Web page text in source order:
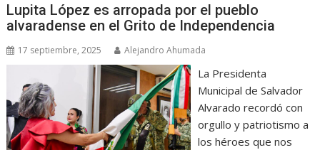
Lupita López es arropada por el pueblo
alvaradense en el Grito de Independencia
17 septiembre, 2025 Alejandro Ahumada
La Presidenta
Municipal de Salvador
Alvarado recordó con
orgullo y patriotismo a
los héroes que nos